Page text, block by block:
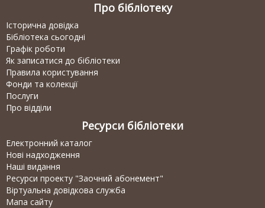
Про бібліотеку
Історична довідка
Бібліотека сьогодні
Графік роботи
Як записатися до бібліотеки
Правила користування
Фонди та колекції
Послуги
Про відділи
Ресурси бібліотеки
Електронний каталог
Нові надходження
Наші видання
Ресурси проекту "Заочний абонемент"
Віртуальна довідкова служба
Мапа сайту